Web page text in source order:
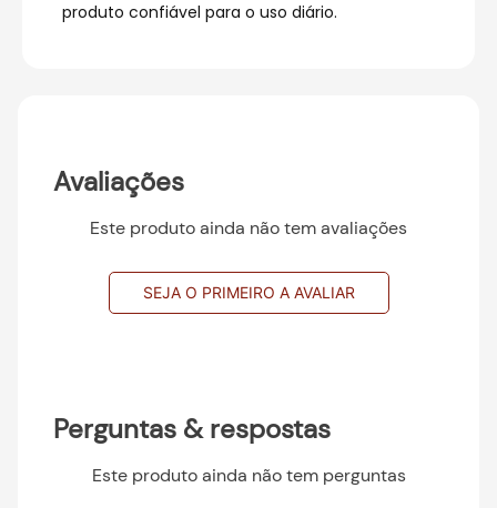
produto confiável para o uso diário.
Avaliações
Este produto ainda não tem avaliações
SEJA O PRIMEIRO A AVALIAR
Perguntas & respostas
Este produto ainda não tem perguntas